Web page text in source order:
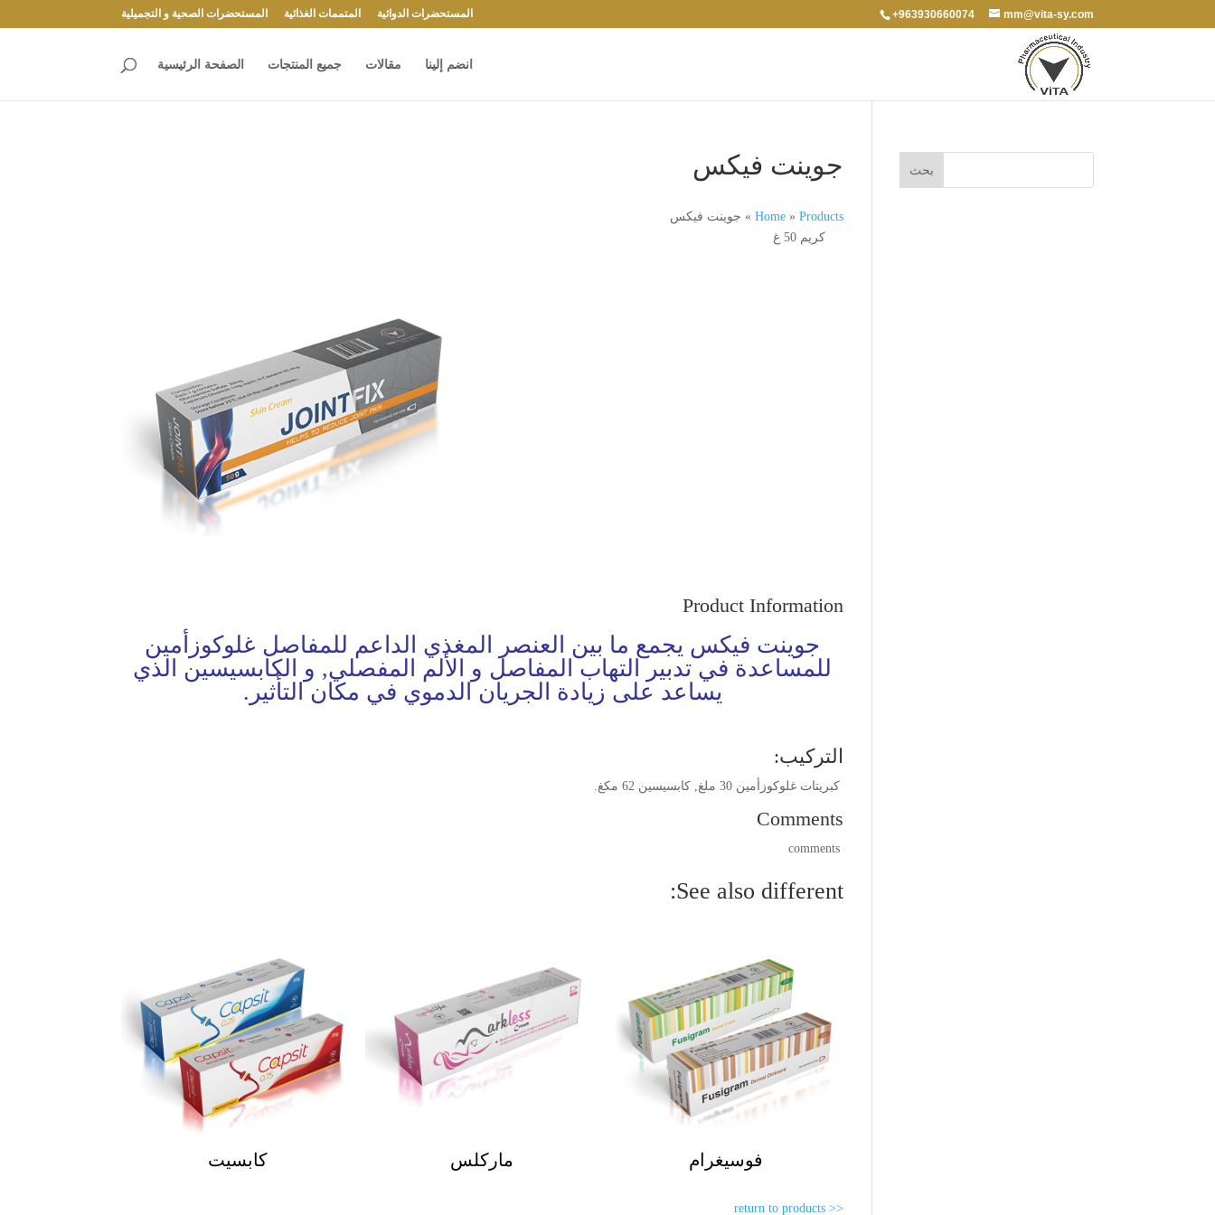
+963930660074 mm@vita-sy.com المستحضرات الدوائية المتممات الغذائية المستحضرات الصحية و التجميلية
انضم إلينا مقالات جميع المنتجات الصفحة الرئيسية
جوينت فيكس
Home» Products
» جوينت فيكس
كريم 50 غ
Product Information
جوينت فيكس يجمع ما بين العنصر المغذي الداعم للمفاصل غلوكوزأمين
للمساعدة في تدبير التهاب المفاصل و الألم المفصلي, و الكابسيسين الذي
يساعد على زيادة الجريان الدموي في مكان التأثير.
التركيب:
كبريتات غلوكوزأمين 30 ملغ, كابسيسين 62 مكغ.
Comments
comments
See also different:
كابسيت ماركلس فوسيغرام
<< return to products